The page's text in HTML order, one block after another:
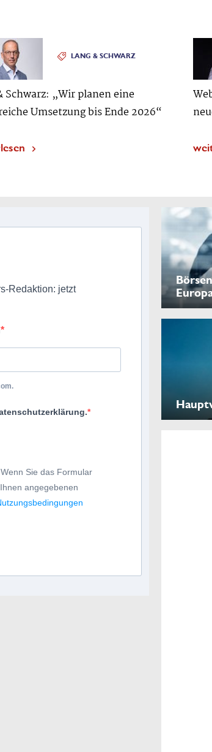
LANG & SCHWARZ
Schwarz: „Wir planen eine
Umsetzung bis Ende 2026“
Redaktion: jetzt
.
Sie das Formular
angegebenen